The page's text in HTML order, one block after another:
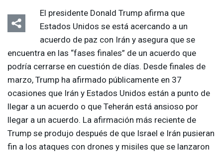
El presidente Donald Trump afirma que
Estados Unidos se está acercando a un
acuerdo de paz con Irán y asegura que se
encuentra en las “fases finales” de un acuerdo que
podría cerrarse en cuestión de días. Desde finales de
marzo, Trump ha afirmado públicamente en 37
ocasiones que Irán y Estados Unidos están a punto de
llegar a un acuerdo o que Teherán está ansioso por
llegar a un acuerdo. La afirmación más reciente de
Trump se produjo después de que Israel e Irán pusieran
fin a los ataques con drones y misiles que se lanzaron